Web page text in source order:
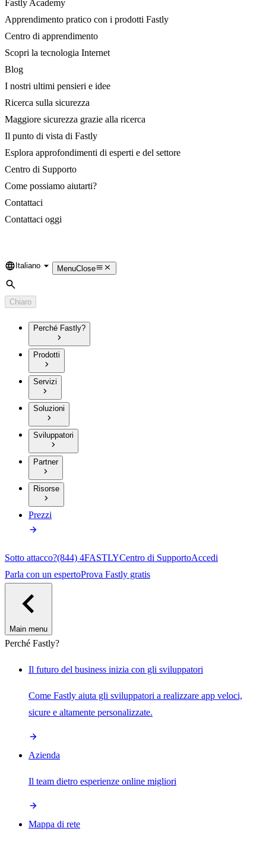
Fastly Academy
Apprendimento pratico con i prodotti Fastly
Centro di apprendimento
Scopri la tecnologia Internet
Blog
I nostri ultimi pensieri e idee
Ricerca sulla sicurezza
Maggiore sicurezza grazie alla ricerca
Il punto di vista di Fastly
Esplora approfondimenti di esperti e del settore
Centro di Supporto
Come possiamo aiutarti?
Contattaci
Contattaci oggi
Language
Italiano MenuClose
Cerca
Chiaro
Perché Fastly?
Prodotti
Servizi
Soluzioni
Sviluppatori
Partner
Risorse
Prezzi
Sotto attacco?(844) 4FASTLYCentro di SupportoAccedi
Parla con un espertoProva Fastly gratis
Main menu
Perché Fastly?
Il futuro del business inizia con gli sviluppatori
Come Fastly aiuta gli sviluppatori a realizzare app veloci,
sicure e altamente personalizzate.
Azienda
Il team dietro esperienze online migliori
Mappa di rete